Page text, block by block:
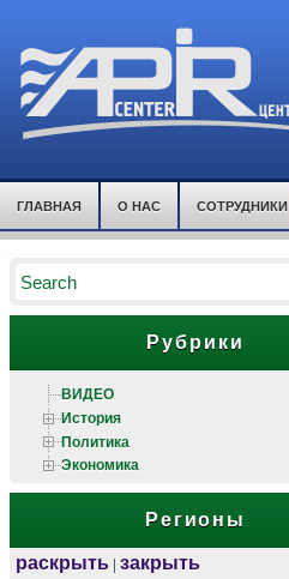
ГЛАВНАЯ О НАС СОТРУДНИКИ
Рубрики
ВИДЕО
История
Политика
Экономика
Регионы
раскрыть | закрыть